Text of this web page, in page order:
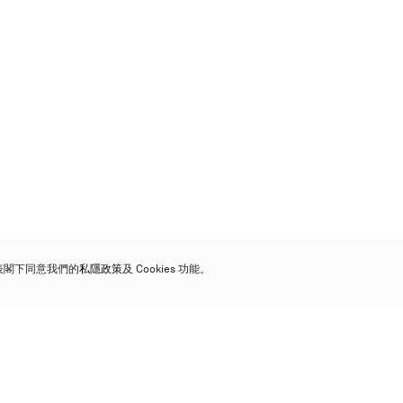
下同意我們的私隱政策及 Cookies 功能。